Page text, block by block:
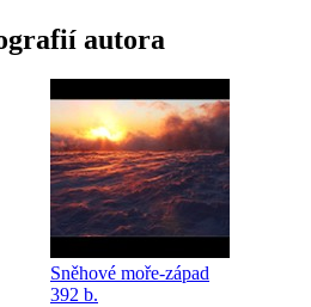
autora
Sněhové moře-západ
392 b.